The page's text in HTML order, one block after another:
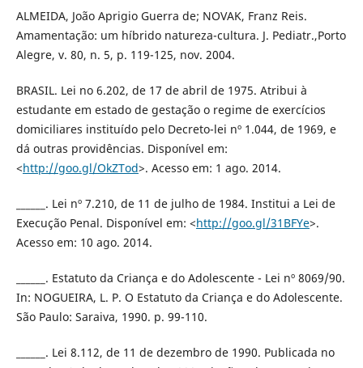
ALMEIDA, João Aprigio Guerra de; NOVAK, Franz Reis.
Amamentação: um híbrido natureza-cultura. J. Pediatr.,Porto
Alegre, v. 80, n. 5, p. 119-125, nov. 2004.
BRASIL. Lei no 6.202, de 17 de abril de 1975. Atribui à
estudante em estado de gestação o regime de exercícios
domiciliares instituído pelo Decreto-lei nº 1.044, de 1969, e
dá outras providências. Disponível em:
<http://goo.gl/OkZTod>. Acesso em: 1 ago. 2014.
______. Lei nº 7.210, de 11 de julho de 1984. Institui a Lei de
Execução Penal. Disponível em: <http://goo.gl/31BFYe>.
Acesso em: 10 ago. 2014.
______. Estatuto da Criança e do Adolescente - Lei nº 8069/90.
In: NOGUEIRA, L. P. O Estatuto da Criança e do Adolescente.
São Paulo: Saraiva, 1990. p. 99-110.
______. Lei 8.112, de 11 de dezembro de 1990. Publicada no